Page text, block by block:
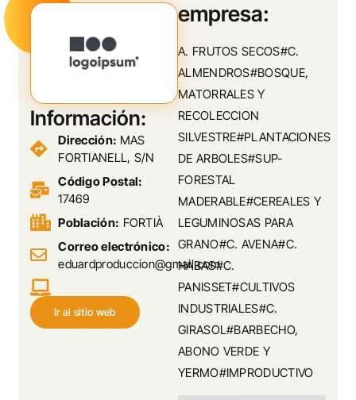
empresa:
A. FRUTOS SECOS#C.
ALMENDROS#BOSQUE,
MATORRALES Y
RECOLECCION
SILVESTRE#PLANTACIONES
DE ARBOLES#SUP-
FORESTAL
MADERABLE#CEREALES Y
LEGUMINOSAS PARA
GRANO#C. AVENA#C.
HABAS#C.
PANISSET#CULTIVOS
INDUSTRIALES#C.
GIRASOL#BARBECHO,
ABONO VERDE Y
YERMO#IMPRODUCTIVO
Información:
Dirección: MAS
FORTIANELL, S/N
Código Postal:
17469
Población: FORTIÀ
Correo electrónico:
eduardproduccion@gmail.com
Ir al sitio web